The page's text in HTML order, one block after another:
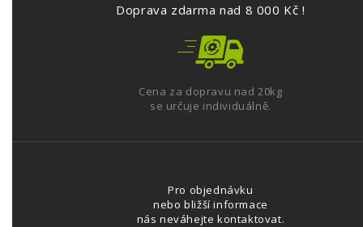
Doprava zdarma nad 8 000 Kč !
Cena za dopravu nad 20kg
se určuje individuálně.
Pro objednávku
nebo bližší informace
nás neváhejte kontaktovat.